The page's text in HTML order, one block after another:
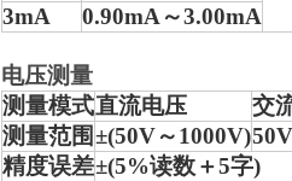
3mA
0.90mA～3.00mA
电压测量
测量模式直流电压
交
测量范围±(50V～1000V)
精度误差±(5%读数＋5字)